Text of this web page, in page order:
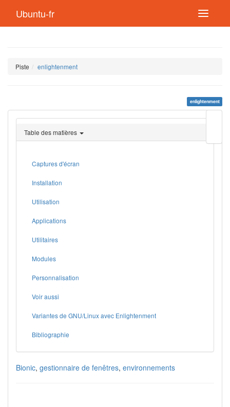
Ubuntu-fr
Piste enlightenment
enlightenment
page
Table des matières
Captures d'écran
Installation
Utilisation
Applications
Utilitaires
Modules
Personnalisation
Voir aussi
Variantes de GNU/Linux avec Enlightenment
Bibliographie
Bionic, gestionnaire de fenêtres, environnements